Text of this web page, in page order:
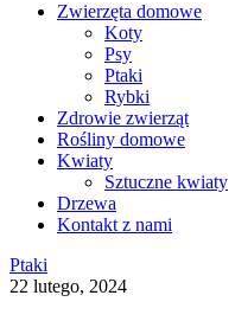
Zwierzęta domowe
Koty
Psy
Ptaki
Rybki
Zdrowie zwierząt
Rośliny domowe
Kwiaty
Sztuczne kwiaty
Drzewa
Kontakt z nami
Ptaki
22 lutego, 2024